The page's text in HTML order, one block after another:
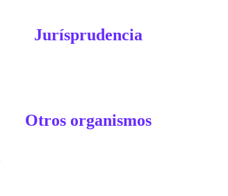
Jurísprudencia
Otros organismos